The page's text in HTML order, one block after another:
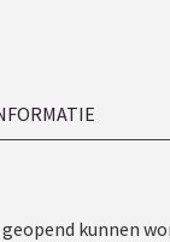
kunnen